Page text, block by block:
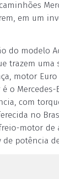
em um
do modelo
trazem uma
motor
o Mercedes-
com
no
motor de
de potência